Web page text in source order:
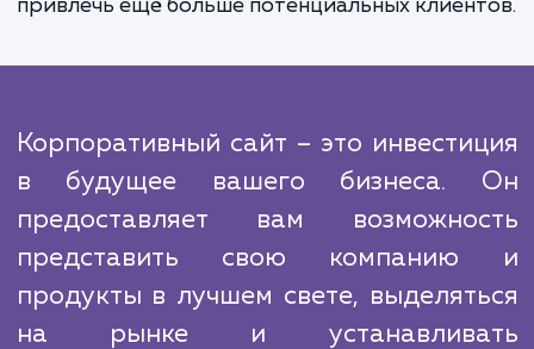
клиенту. Мы применяем
Тщательно анализируя рынок и
мы формируем эффективную
которая поможет вам выделиться и
целевую аудиторию. Как SEO-
знаем, как оптимизировать сайт для